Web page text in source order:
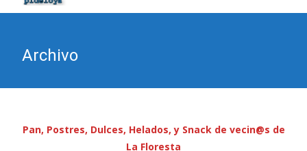
Archivo
Pan, Postres, Dulces, Helados, y Snack de vecin@s de
La Floresta